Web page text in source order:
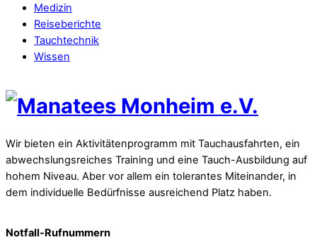
Medizin
Reiseberichte
Tauchtechnik
Wissen
Wir bieten ein Aktivitätenprogramm mit Tauchausfahrten, ein
abwechslungsreiches Training und eine Tauch-Ausbildung auf
hohem Niveau. Aber vor allem ein tolerantes Miteinander, in
dem individuelle Bedürfnisse ausreichend Platz haben.
Notfall-Rufnummern